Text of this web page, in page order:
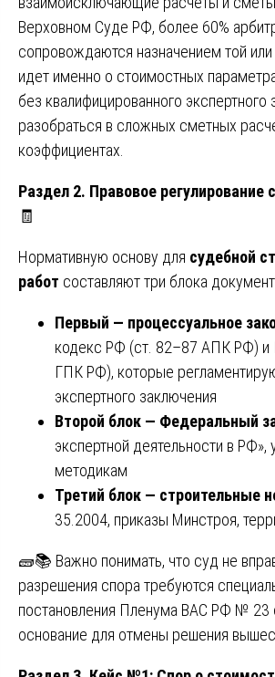
Верховном Суде РФ, более 60%
сопровождаются назначением той
идет именно о стоимостных
без квалифицированного
разобраться в сложных сметных
коэффициентах.
Раздел 2. Правовое регулирование
🧾
Нормативную основу для судебной
работ составляют три блока
Первый — процессуальное
кодекс РФ (ст. 82–87 АПК РФ) и
ГПК РФ), которые
экспертного заключения
Второй блок — Федеральный
экспертной деятельности в
методикам
Третий блок — строительные
35.2004, приказы Минстроя,
🧱📚 Важно понимать, что суд не
разрешения спора требуются
постановления Пленума ВАС РФ № 23
основание для отмены решения